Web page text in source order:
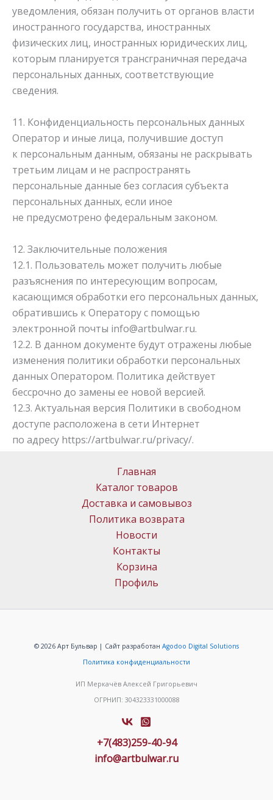
уведомления, обязан получить от органов власти
иностранного государства, иностранных
физических лиц, иностранных юридических лиц,
которым планируется трансграничная передача
персональных данных, соответствующие
сведения.
11. Конфиденциальность персональных данных
Оператор и иные лица, получившие доступ
к персональным данным, обязаны не раскрывать
третьим лицам и не распространять
персональные данные без согласия субъекта
персональных данных, если иное
не предусмотрено федеральным законом.
12. Заключительные положения
12.1. Пользователь может получить любые
разъяснения по интересующим вопросам,
касающимся обработки его персональных данных,
обратившись к Оператору с помощью
электронной почты info@artbulwar.ru.
12.2. В данном документе будут отражены любые
изменения политики обработки персональных
данных Оператором. Политика действует
бессрочно до замены ее новой версией.
12.3. Актуальная версия Политики в свободном
доступе расположена в сети Интернет
по адресу https://artbulwar.ru/privacy/.
Главная
Каталог товаров
Доставка и самовывоз
Политика возврата
Новости
Контакты
Корзина
Профиль
© 2026 Арт Бульвар | Сайт разработан Agodoo Digital Solutions
Политика конфиденциальности
ИП Меркачёв Алексей Григорьевич
ОГРНИП: 304323331000088
+7(483)259-40-94
info@artbulwar.ru